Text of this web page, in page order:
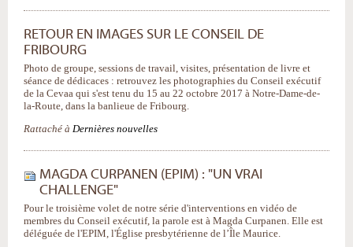
RETOUR EN IMAGES SUR LE CONSEIL DE
FRIBOURG
Photo de groupe, sessions de travail, visites, présentation de livre et
séance de dédicaces : retrouvez les photographies du Conseil exécutif
de la Cevaa qui s'est tenu du 15 au 22 octobre 2017 à Notre-Dame-de-
la-Route, dans la banlieue de Fribourg.
Rattaché à Dernières nouvelles
MAGDA CURPANEN (EPIM) : "UN VRAI
CHALLENGE"
Pour le troisième volet de notre série d'interventions en vidéo de
membres du Conseil exécutif, la parole est à Magda Curpanen. Elle est
déléguée de l'EPIM, l'Église presbytérienne de l’Île Maurice.